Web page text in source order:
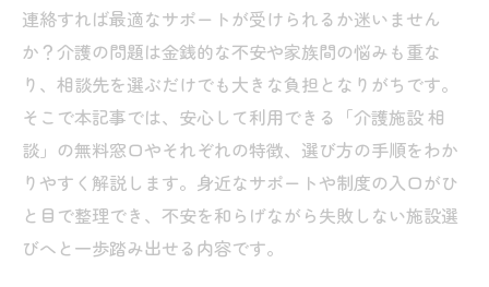
連絡すれば最適なサポートが受けられるか迷いません
か？介護の問題は金銭的な不安や家族間の悩みも重な
り、相談先を選ぶだけでも大きな負担となりがちです。
そこで本記事では、安心して利用できる「介護施設 相
談」の無料窓口やそれぞれの特徴、選び方の手順をわか
りやすく解説します。身近なサポートや制度の入口がひ
と目で整理でき、不安を和らげながら失敗しない施設選
びへと一歩踏み出せる内容です。